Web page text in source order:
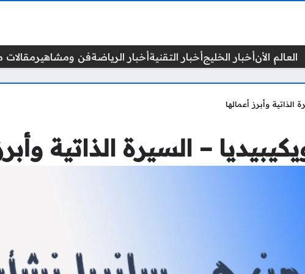
العالم الأنأخبار الخليجأخبار التقنيةأخبار الرياضةفن ومشاهيرمقالات
وأبرز أعمالها
– السيرة الذاتية